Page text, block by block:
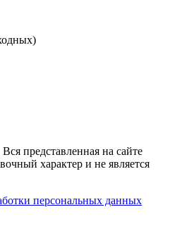
представленная на сайте
характер и не является
персональных данных